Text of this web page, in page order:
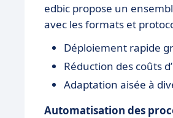
edbic propose un
avec les formats et
Déploiement rapide
Réduction des coûts
Adaptation aisée à
Automatisation des